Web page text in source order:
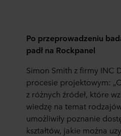
Po przeprowadzeniu
padł na Rockpanel
Simon Smith z firmy INC
procesie projektowym:
z różnych źródeł, które
wiedzę na temat
umożliwiły poznanie
kształtów, jakie można